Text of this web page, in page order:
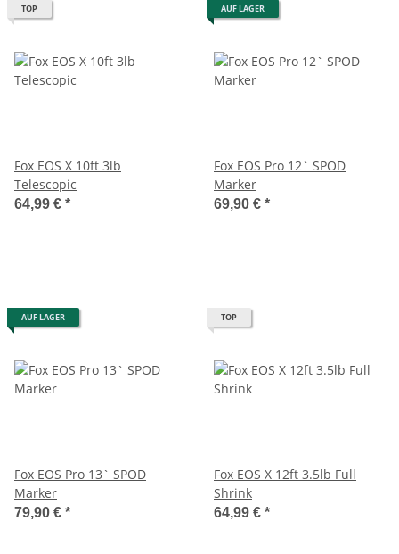
TOP
Fox EOS X 10ft 3lb
Telescopic
64,99 € *
AUF LAGER
Fox EOS Pro 12` SPOD
Marker
69,90 € *
AUF LAGER
Fox EOS Pro 13` SPOD
Marker
79,90 € *
TOP
Fox EOS X 12ft 3.5lb Full
Shrink
64,99 € *